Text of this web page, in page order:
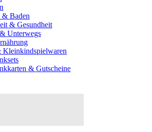
& Baden
& Gesundheit
Unterwegs
Kleinkindspielwaren
& Gutscheine